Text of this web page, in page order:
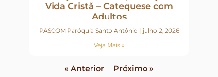
Vida Cristã – Catequese com
Adultos
PASCOM Paróquia Santo Antônio
julho 2, 2026
Veja Mais »
« Anterior Próximo »